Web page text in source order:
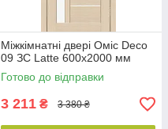
Міжкімнатні двері Оміс Deco
09 ЗС Latte 600х2000 мм
Готово до відправки
3 211 ₴ 3 380 ₴